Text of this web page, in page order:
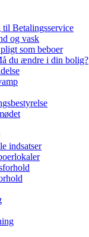
Betalingsservice
og vask
som beboer
du ændre i din bolig?
indsatser